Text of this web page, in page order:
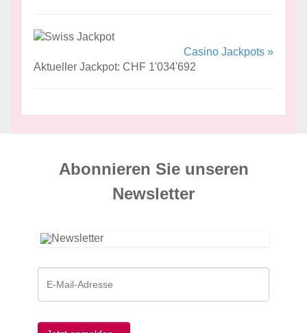
Casino Jackpots »
Aktueller Jackpot: CHF 1'034'692
Abonnieren Sie unseren
News­letter